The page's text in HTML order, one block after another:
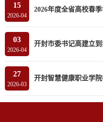
15
2026-04
03
2026-04
开封市委书记高建立
27
2026-03